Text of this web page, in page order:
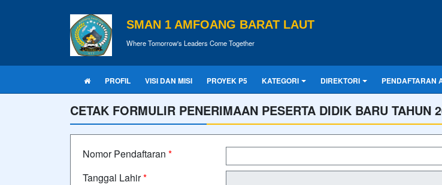
SMAN 1 AMFOANG BARAT LAUT
Where Tomorrow's Leaders Come Together
PROFIL VISI DAN MISI PROYEK P5 KATEGORI DIREKTORI PENDAFTARAN
CETAK FORMULIR PENERIMAAN PESERTA DIDIK BARU TAHUN
Nomor Pendaftaran *
Tanggal Lahir*